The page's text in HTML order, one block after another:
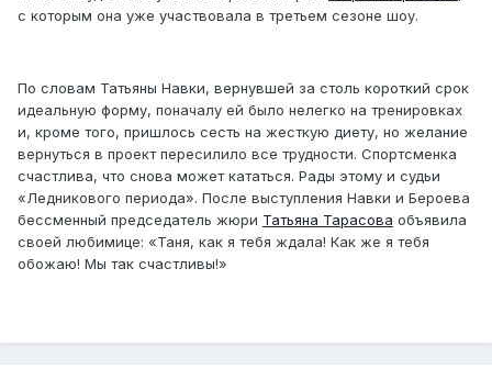
с которым она уже участвовала в третьем сезоне шоу.
По словам Татьяны Навки, вернувшей за столь короткий срок
идеальную форму, поначалу ей было нелегко на тренировках
и, кроме того, пришлось сесть на жесткую диету, но желание
вернуться в проект пересилило все трудности. Спортсменка
счастлива, что снова может кататься. Рады этому и судьи
«Ледникового периода». После выступления Навки и Бероева
бессменный председатель жюри Татьяна Тарасова объявила
своей любимице: «Таня, как я тебя ждала! Как же я тебя
обожаю! Мы так счастливы!»